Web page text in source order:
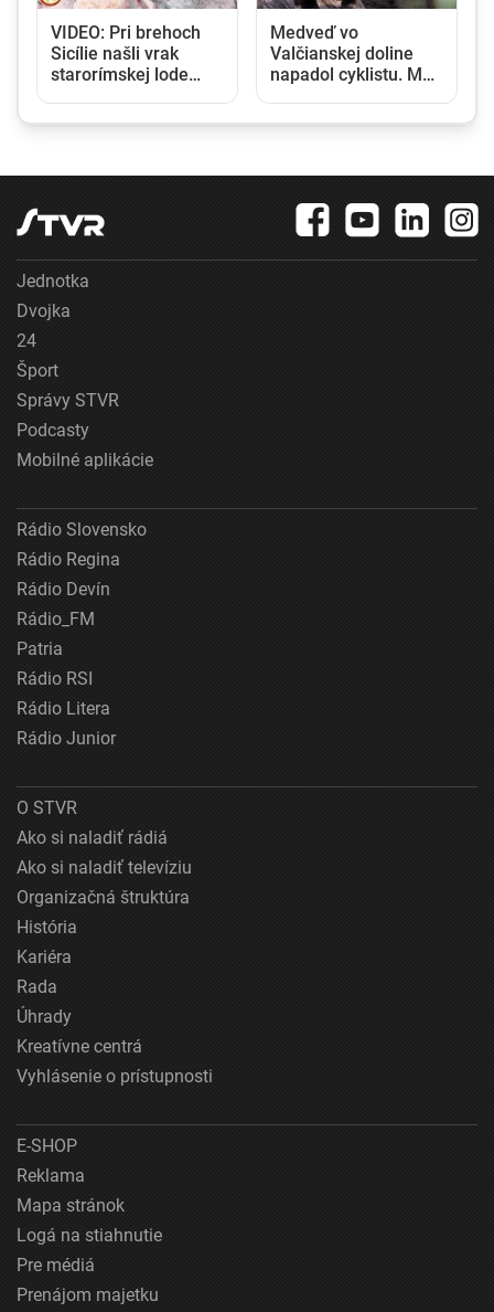
VIDEO: Pri brehoch
Sicílie našli vrak
starorímskej lode
Medveď vo
Valčianskej doline
napadol cyklistu. Muž
Jednotka
Dvojka
24
Šport
Správy STVR
Podcasty
Mobilné aplikácie
Rádio Slovensko
Rádio Regina
Rádio Devín
Rádio_FM
Patria
Rádio RSI
Rádio Litera
Rádio Junior
O STVR
Ako si naladiť rádiá
Ako si naladiť televíziu
Organizačná štruktúra
História
Kariéra
Rada
Úhrady
Kreatívne centrá
Vyhlásenie o prístupnosti
E-SHOP
Reklama
Mapa stránok
Logá na stiahnutie
Pre médiá
Prenájom majetku